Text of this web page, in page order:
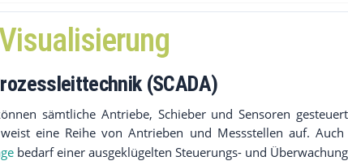
(SCADA)
sämtliche Antriebe, Schieber und Sensoren
eine Reihe von Antrieben und Messstellen auf.
bedarf einer ausgeklügelten Steuerungs- und